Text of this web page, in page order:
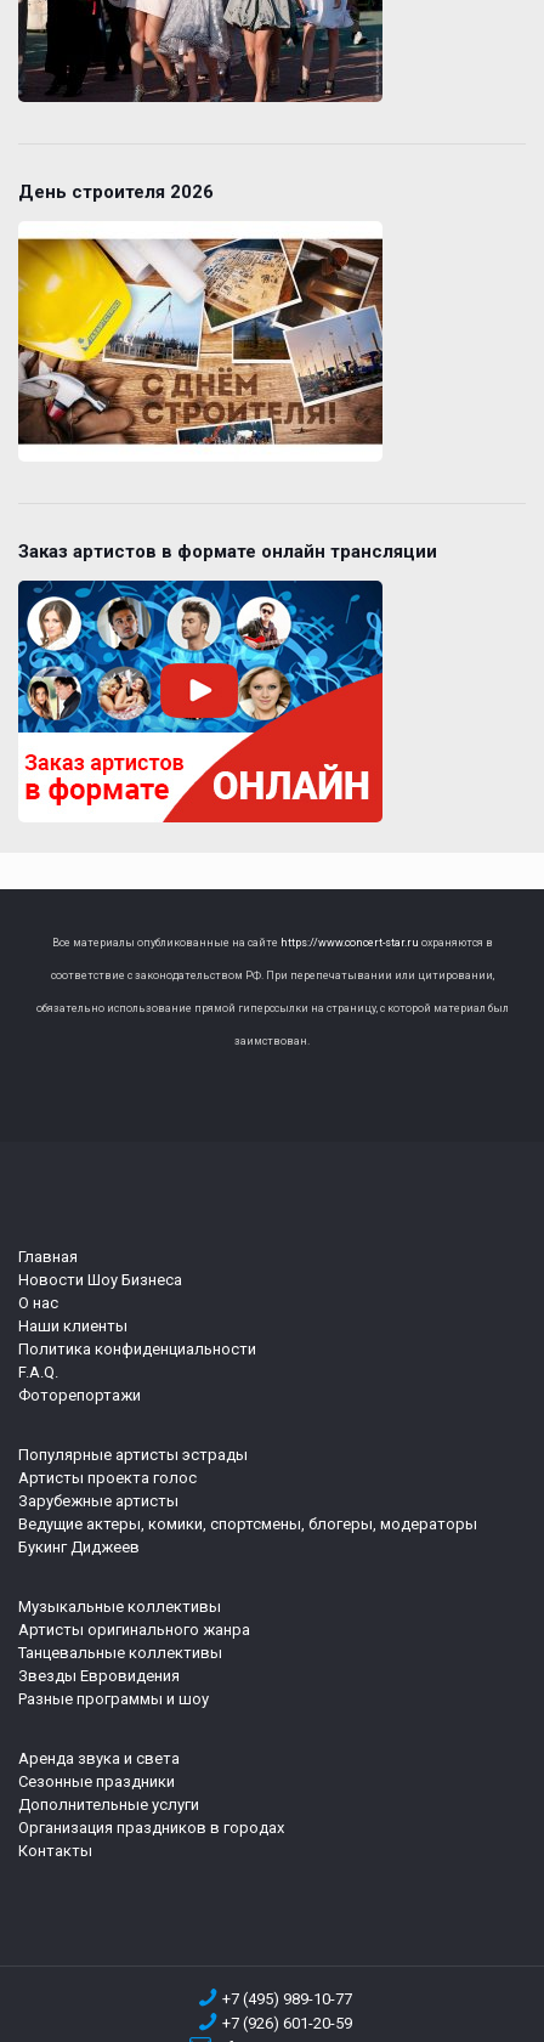
День строителя 2026
Заказ артистов в формате онлайн трансляции
Все материалы опубликованные на сайте https://www.concert-star.ru охраняются в
соответствие с законодательством РФ. При перепечатывании или цитировании,
обязательно использование прямой гиперссылки на страницу, с которой материал был
заимствован.
Главная
Новости Шоу Бизнеса
О нас
Наши клиенты
Политика конфиденциальности
F.A.Q.
Фоторепортажи
Популярные артисты эстрады
Артисты проекта голос
Зарубежные артисты
Ведущие актеры, комики, спортсмены, блогеры, модераторы
Букинг Диджеев
Музыкальные коллективы
Артисты оригинального жанра
Танцевальные коллективы
Звезды Евровидения
Разные программы и шоу
Аренда звука и света
Сезонные праздники
Дополнительные услуги
Организация праздников в городах
Контакты
+7 (495) 989-10-77
+7 (926) 601-20-59